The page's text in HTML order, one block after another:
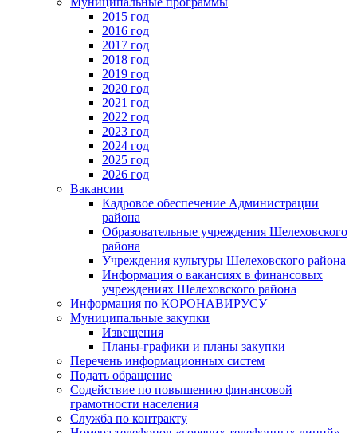
2015 год
2016 год
2017 год
2018 год
2019 год
2020 год
2021 год
2022 год
2023 год
2024 год
2025 год
2026 год
Вакансии
Кадровое обеспечение Администрации
района
Образовательные учреждения Шелеховского
района
Учреждения культуры Шелеховского района
Информация о вакансиях в финансовых
учреждениях Шелеховского района
Информация по КОРОНАВИРУСУ
Муниципальные закупки
Извещения
Планы-графики и планы закупки
Перечень информационных систем
Подать обращение
Содействие по повышению финансовой
грамотности населения
Служба по контракту